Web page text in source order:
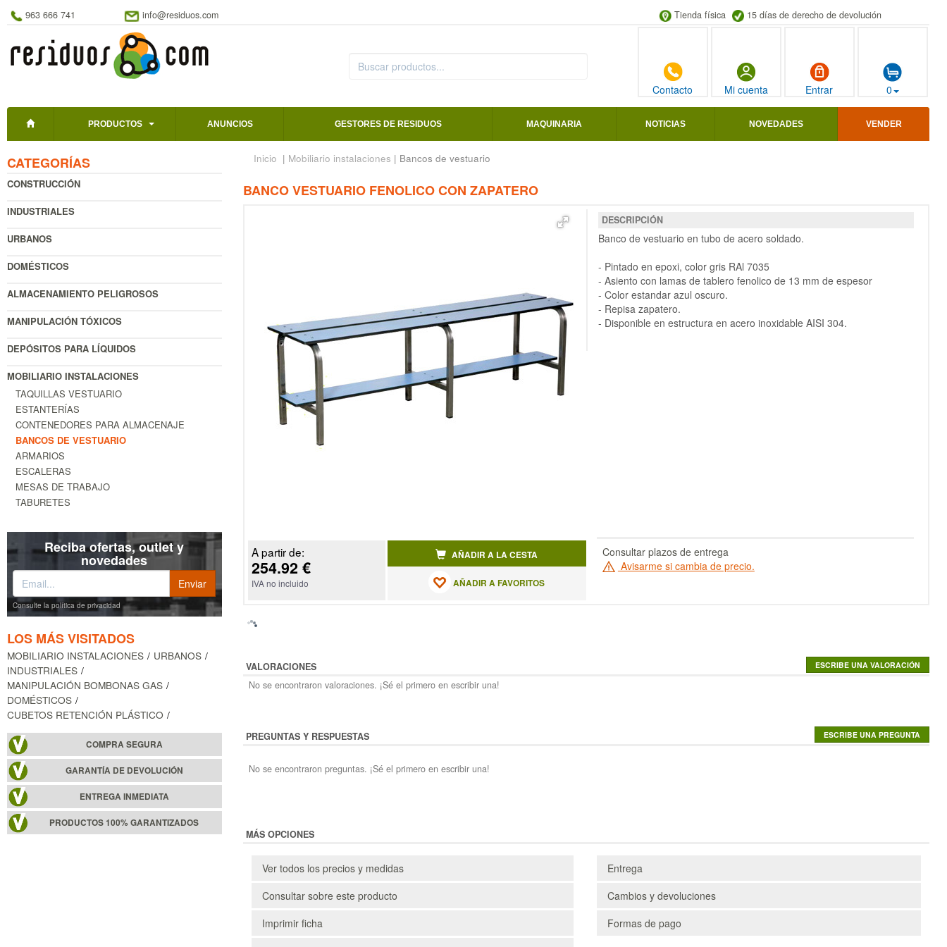
963 666 741 info@residuos.com Tienda física 15 días de derecho de devolución
Contacto Mi cuenta Entrar 0
PRODUCTOS ANUNCIOS GESTORES DE RESIDUOS MAQUINARIA NOTICIAS NOVEDADES VENDER
CATEGORÍAS
CONSTRUCCIÓN
INDUSTRIALES
URBANOS
DOMÉSTICOS
ALMACENAMIENTO PELIGROSOS
MANIPULACIÓN TÓXICOS
DEPÓSITOS PARA LÍQUIDOS
MOBILIARIO INSTALACIONES
TAQUILLAS VESTUARIO
ESTANTERÍAS
CONTENEDORES PARA ALMACENAJE
BANCOS DE VESTUARIO
ARMARIOS
ESCALERAS
MESAS DE TRABAJO
TABURETES
Reciba ofertas, outlet y
novedades
Consulte la política de privacidad
LOS MÁS VISITADOS
MOBILIARIO INSTALACIONES
URBANOS
INDUSTRIALES
MANIPULACIÓN BOMBONAS GAS
DOMÉSTICOS
CUBETOS RETENCIÓN PLÁSTICO
COMPRA SEGURA
GARANTÍA DE DEVOLUCIÓN
ENTREGA INMEDIATA
PRODUCTOS 100% GARANTIZADOS
Inicio | Mobiliario instalaciones | Bancos de vestuario
BANCO VESTUARIO FENOLICO CON ZAPATERO
DESCRIPCIÓN
Banco de vestuario en tubo de acero soldado.
- Pintado en epoxi, color gris RAl 7035
- Asiento con lamas de tablero fenolico de 13 mm de espesor
- Color estandar azul oscuro.
- Repisa zapatero.
- Disponible en estructura en acero inoxidable AISI 304.
A partir de:
254.92 €
IVA no incluido
AÑADIR A LA CESTA
AÑADIR A FAVORITOS
Consultar plazos de entrega
Avisarme si cambia de precio.
VALORACIONES
No se encontraron valoraciones. ¡Sé el primero en escribir una!
PREGUNTAS Y RESPUESTAS
No se encontraron preguntas. ¡Sé el primero en escribir una!
MÁS OPCIONES
Ver todos los precios y medidas
Consultar sobre este producto
Imprimir ficha
Entrega
Cambios y devoluciones
Formas de pago